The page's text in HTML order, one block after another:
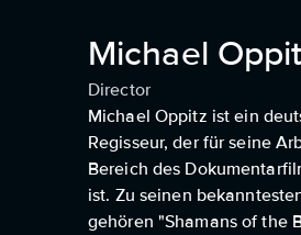
Michael
Director
Michael Oppitz ist ein
Regisseur, der für seine
Bereich des
ist. Zu seinen
gehören "Shamans of the